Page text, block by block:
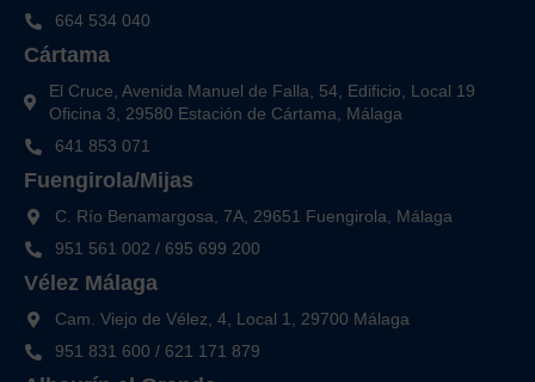
664 534 040
Cártama
El Cruce, Avenida Manuel de Falla, 54, Edificio, Local 19
Oficina 3, 29580 Estación de Cártama, Málaga
641 853 071
Fuengirola/Mijas
C. Río Benamargosa, 7A, 29651 Fuengirola, Málaga
951 561 002 / 695 699 200
Vélez Málaga
Cam. Viejo de Vélez, 4, Local 1, 29700 Málaga
951 831 600 / 621 171 879